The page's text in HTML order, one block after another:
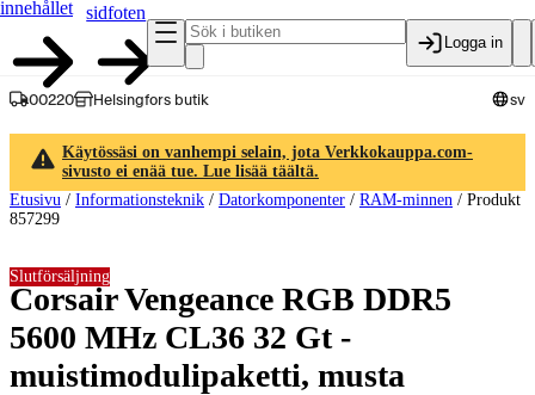
innehållet
sidfoten
Logga in
00220 Helsingfors butik sv
Käytössäsi on vanhempi selain, jota Verkkokauppa.com-
sivusto ei enää tue. Lue lisää täältä.
Etusivu / Informationsteknik / Datorkomponenter / RAM-minnen / Produkt
857299
Corsair Vengeance RGB DDR5
5600 MHz CL36 32 Gt -
muistimodulipaketti, musta
Slutförsäljning